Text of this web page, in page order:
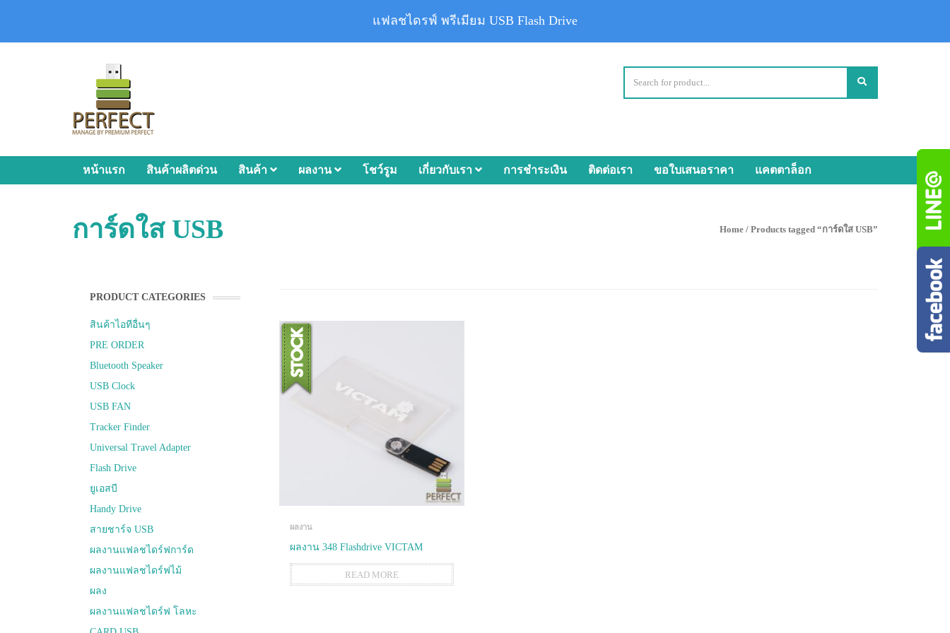
หน้าแรก สินค้าผลิตด่วน สินค้า ผลงาน โชว์รูม เกี่ยวกับเรา การชำระเงิน ติดต่อเรา ขอใบเสนอราคา แคตตาล็อก
การ์ดใส USB Home / Products tagged “การ์ดใส USB”
PRODUCT CATEGORIES
สินค้าไอทีอื่นๆ
PRE ORDER
Bluetooth Speaker
USB Clock
USB FAN
Tracker Finder
Universal Travel Adapter
Flash Drive
ยูเอสบี
Handy Drive
สายชาร์จ USB
ผลงานแฟลชไดร์ฟการ์ด
ผลงานแฟลชไดร์ฟไม้
ผลง
ผลงานแฟลชไดร์ฟ โลหะ
ผลงาน
ผลงาน 348 Flashdrive VICTAM
READ MORE
แฟลชไดรฟ์ พรีเมียม USB Flash Drive